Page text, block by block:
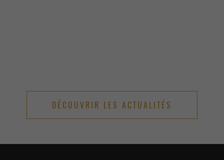
DÉCOUVRIR LES ACTUALITÉS